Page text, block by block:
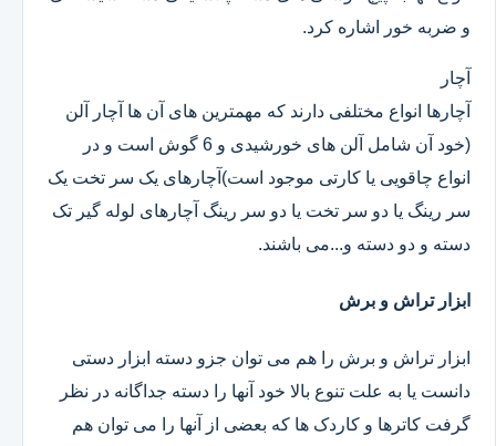
و ضربه خور اشاره کرد.
آچار
آچارها انواع مختلفی دارند که مهمترین های آن ها آچار آلن
(خود آن شامل آلن های خورشیدی و 6 گوش است و در
انواع چاقویی یا کارتی موجود است)آچارهای یک سر تخت یک
سر رینگ یا دو سر تخت یا دو سر رینگ آچارهای لوله گیر تک
دسته و دو دسته و...می باشند.
ابزار تراش و برش
ابزار تراش و برش را هم می توان جزو دسته ابزار دستی
دانست یا به علت تنوع بالا خود آنها را دسته جداگانه در نظر
گرفت کاترها و کاردک ها که بعضی از آنها را می توان هم